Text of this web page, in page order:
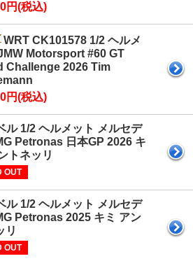
円(税込)
WRT CK101578 1/2 ヘルメ
Motorsport #60 GT
Challenge 2026 Tim
円(税込)
ル 1/2 ヘルメット メルセデ
Petronas 日本GP 2026 キ
トネッリ
OUT
ル 1/2 ヘルメット メルセデ
Petronas 2025 キミ アン
リ
OUT